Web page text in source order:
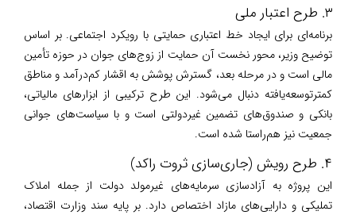
۳. طرح اعتبار ملی
برنامه‌ای برای ایجاد خط اعتباری حمایتی با رویکرد اجتماعی. بر اساس
توضیح وزیر، محور نخست آن حمایت از زوج‌های جوان در حوزه تأمین
مالی است و در مرحله بعد، گسترش پوشش به اقشار کم‌درآمد و مناطق
کمترتوسعه‌یافته دنبال می‌شود. این طرح ترکیبی از ابزارهای مالیاتی،
بانکی و صندوق‌های تضمین غیردولتی است و با سیاست‌های جوانی
جمعیت نیز هم‌راستا شده است.
۴. طرح رویش (جاری‌سازی ثروت راکد)
این پروژه به آزادسازی سرمایه‌های غیرمولد دولت از جمله املاک
تملیکی و دارایی‌های مازاد اختصاص دارد. بر پایه سند وزارت اقتصاد،